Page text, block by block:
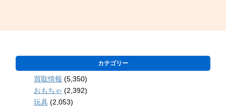
カテゴリー
買取情報 (5,350)
おもちゃ (2,392)
玩具 (2,053)